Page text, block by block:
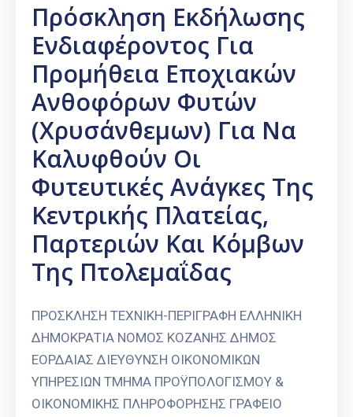
Πρόσκληση Εκδήλωσης
Ενδιαφέροντος Για
Προμήθεια Εποχιακών
Ανθοφόρων Φυτών
(χρυσάνθεμων) Για Να
Καλυφθούν Οι
Φυτευτικές Ανάγκες Της
Κεντρικής Πλατείας,
Παρτεριών Και Κόμβων
Της Πτολεμαΐδας
ΠΡΟΣΚΛΗΣΗ ΤΕΧΝΙΚΗ-ΠΕΡΙΓΡΑΦΗ ΕΛΛΗΝΙΚΗ
ΔΗΜΟΚΡΑΤΙΑ ΝΟΜΟΣ ΚΟΖΑΝΗΣ ΔΗΜΟΣ
ΕΟΡΔΑΙΑΣ ΔΙΕΥΘΥΝΣΗ ΟΙΚΟΝΟΜΙΚΩΝ
ΥΠΗΡΕΣΙΩΝ ΤΜΗΜΑ ΠΡΟΫΠΟΛΟΓΙΣΜΟΥ &
ΟΙΚΟΝΟΜΙΚΗΣ ΠΛΗΡΟΦΟΡΗΣΗΣ ΓΡΑΦΕΙΟ